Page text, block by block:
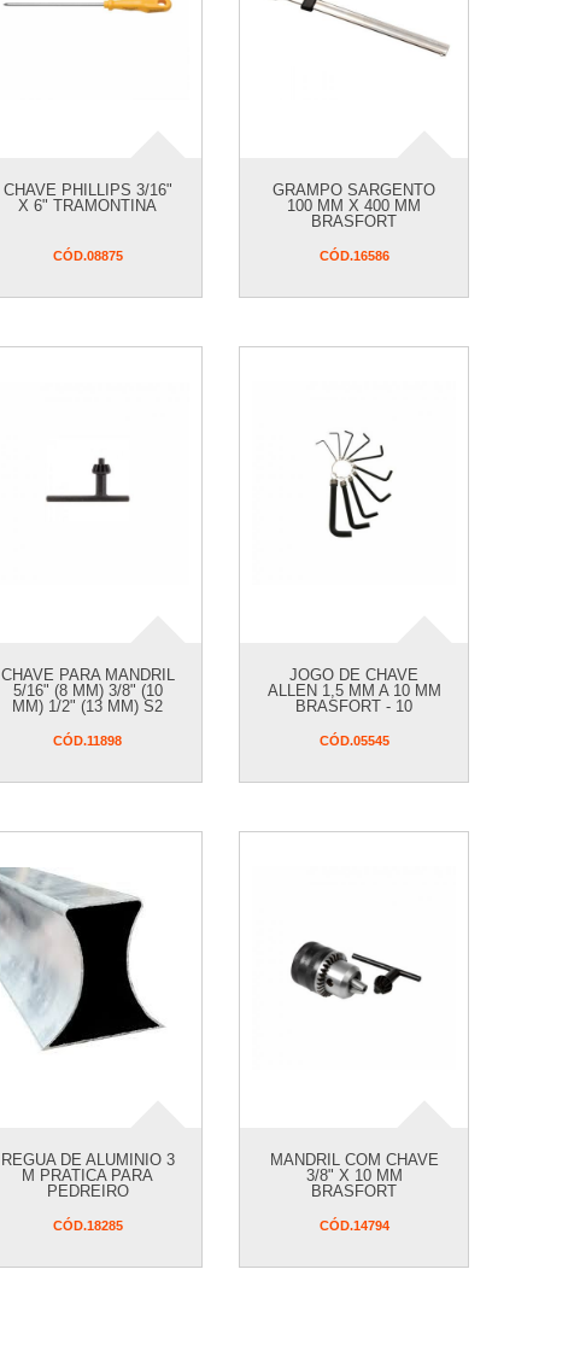
CHAVE PHILLIPS 3/16"
X 6" TRAMONTINA
CÓD.08875
GRAMPO SARGENTO
100 MM X 400 MM
BRASFORT
CÓD.16586
CHAVE PARA MANDRIL
5/16" (8 MM) 3/8" (10
MM) 1/2" (13 MM) S2
CÓD.11898
JOGO DE CHAVE
ALLEN 1,5 MM A 10 MM
BRASFORT - 10
CÓD.05545
REGUA DE ALUMINIO 3
M PRATICA PARA
PEDREIRO
CÓD.18285
MANDRIL COM CHAVE
3/8" X 10 MM
BRASFORT
CÓD.14794